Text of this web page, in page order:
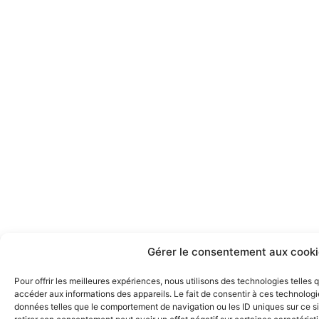
Gérer le consentement aux
Pour offrir les meilleures expériences, nous utilisons des technologies telles
accéder aux informations des appareils. Le fait de consentir à ces
données telles que le comportement de navigation ou les ID uniques sur ce